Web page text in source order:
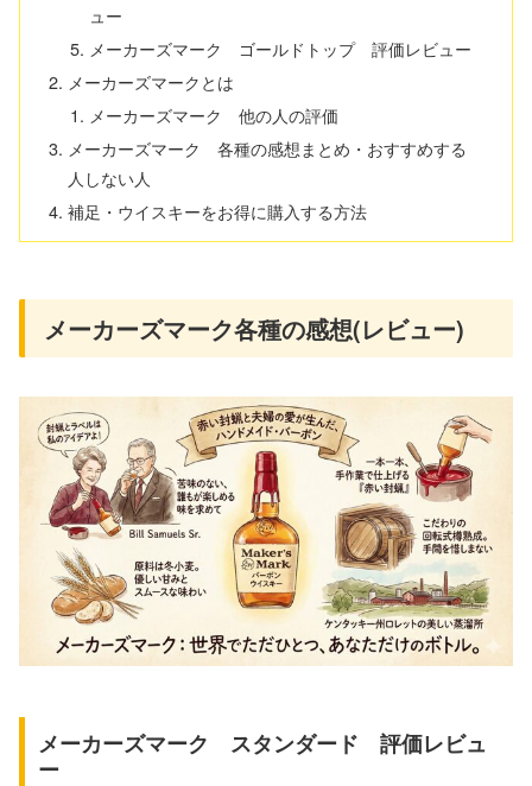
ュー
メーカーズマーク ゴールドトップ 評価レビュー
メーカーズマークとは
メーカーズマーク 他の人の評価
メーカーズマーク 各種の感想まとめ・おすすめする
人しない人
補足・ウイスキーをお得に購入する方法
メーカーズマーク各種の感想(レビュー)
メーカーズマーク スタンダード 評価レビュ
ー